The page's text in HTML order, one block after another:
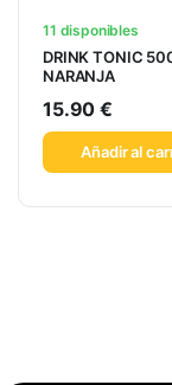
11 disponibles
DRINK TONIC
NARANJA
15.90€
Añadir al